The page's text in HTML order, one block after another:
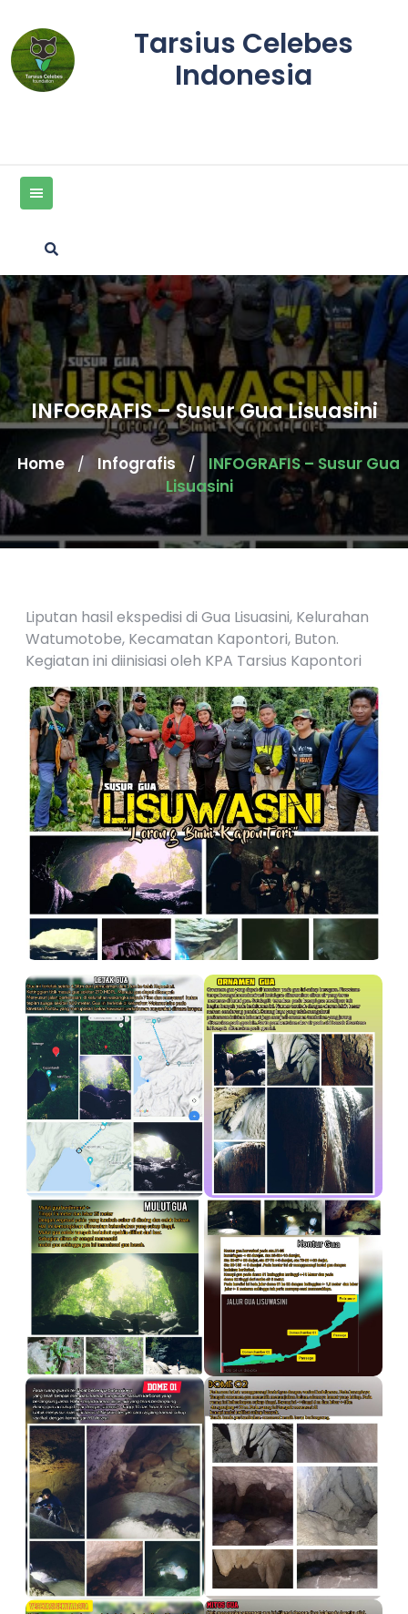
content
Tarsius Celebes
Indonesia
INFOGRAFIS – Susur Gua Lisuasini
Home / Infografis /
INFOGRAFIS – Susur Gua
Lisuasini
Liputan hasil ekspedisi di Gua Lisuasini, Kelurahan
Watumotobe, Kecamatan Kapontori, Buton.
Kegiatan ini diinisiasi oleh KPA Tarsius Kapontori